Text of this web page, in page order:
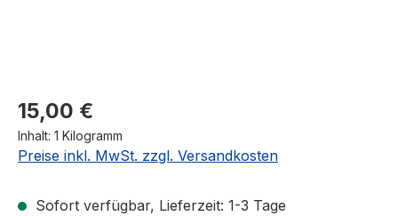
Regulärer Preis:
15,00 €
Inhalt: 1 Kilogramm
Preise inkl. MwSt. zzgl. Versandkosten
Sofort verfügbar, Lieferzeit: 1-3 Tage